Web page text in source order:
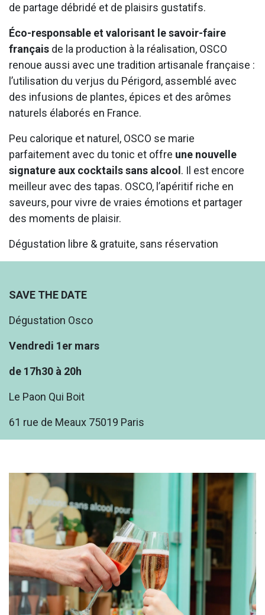
de partage débridé et de plaisirs gustatifs.
Éco-responsable et valorisant le savoir-faire
français de la production à la réalisation, OSCO
renoue aussi avec une tradition artisanale française :
l’utilisation du verjus du Périgord, assemblé avec
des infusions de plantes, épices et des arômes
naturels élaborés en France.
Peu calorique et naturel, OSCO se marie
parfaitement avec du tonic et offre une nouvelle
signature aux cocktails sans alcool . Il est encore
meilleur avec des tapas. OSCO, l’apéritif riche en
saveurs, pour vivre de vraies émotions et partager
des moments de plaisir.
Dégustation libre & gratuite, sans réservation
SAVE THE DATE
Dégustation Osco
Vendredi 1er mars
de 17h30 à 20h
Le Paon Qui Boit
61 rue de Meaux 75019 Paris